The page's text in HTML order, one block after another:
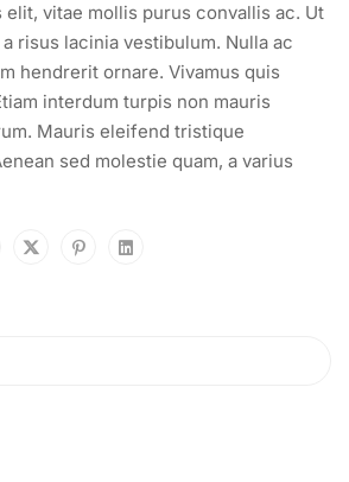
elit, vitae mollis purus convallis ac. Ut
risus lacinia vestibulum. Nulla ac
hendrerit ornare. Vivamus quis
interdum turpis non mauris
Mauris eleifend tristique
sed molestie quam, a varius